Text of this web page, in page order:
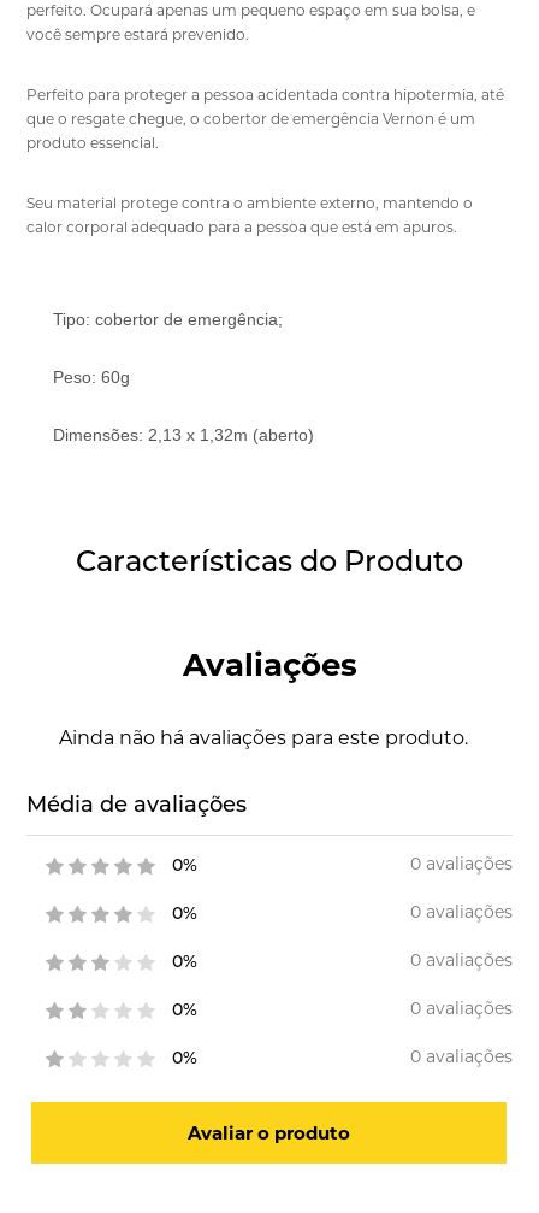
perfeito. Ocupará apenas um pequeno espaço em sua bolsa, e
você sempre estará prevenido.
Perfeito para proteger a pessoa acidentada contra hipotermia, até
que o resgate chegue, o cobertor de emergência Vernon é um
produto essencial.
Seu material protege contra o ambiente externo, mantendo o
calor corporal adequado para a pessoa que está em apuros.
Tipo: cobertor de emergência;
Peso: 60g
Dimensões: 2,13 x 1,32m (aberto)
Características do Produto
Avaliações
Ainda não há avaliações para este produto.
Média de avaliações
0% 0 avaliações
0% 0 avaliações
0% 0 avaliações
0% 0 avaliações
0% 0 avaliações
Avaliar o produto